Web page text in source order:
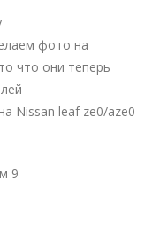
фото на
что они теперь
Nissan leaf ze0/aze0
9